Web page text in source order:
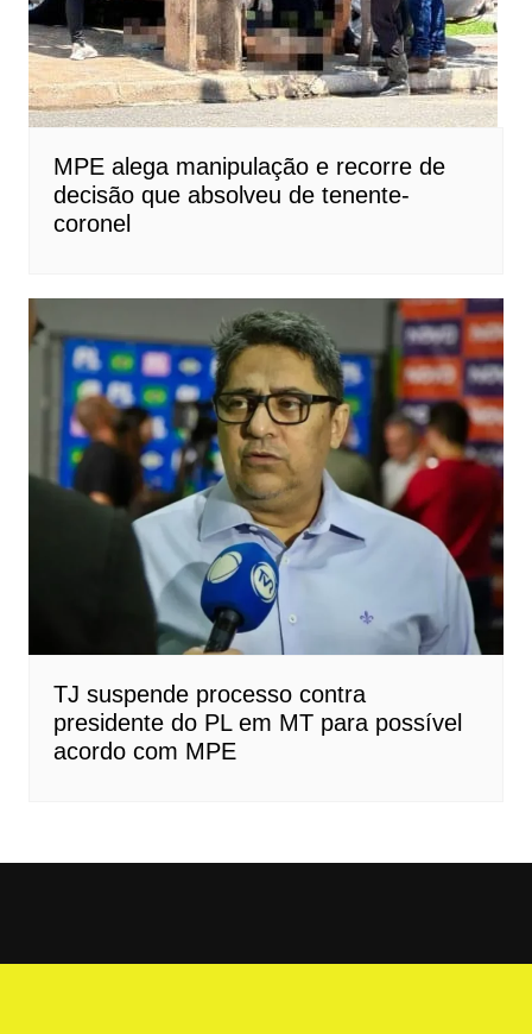
MPE alega manipulação e recorre de
decisão que absolveu de tenente-
coronel
TJ suspende processo contra
presidente do PL em MT para possível
acordo com MPE